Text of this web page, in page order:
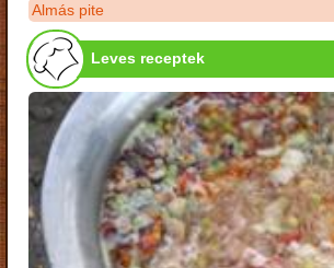
Almás pite
Leves receptek